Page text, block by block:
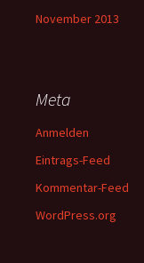
November 2013
Meta
Anmelden
Eintrags-Feed
Kommentar-Feed
WordPress.org